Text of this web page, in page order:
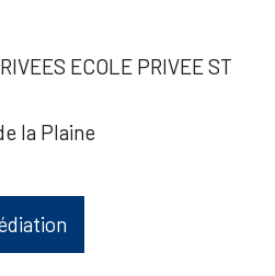
ECOLE PRIVEE ST
la Plaine